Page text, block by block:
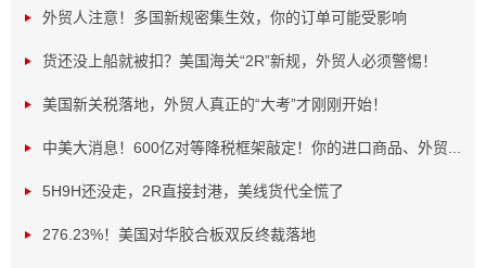
特朗普签署行政令，取消部分农产品“对等关税”，白宫称是考
虑谈判进展与国内需求，但巴西表示不影响7月惩罚性关税。
飞机零部件关税，白宫称旨在平衡国家安全与贸易关系。
外贸人注意！多国新规密集生效，你的订单可能受影响
货还没上船就被扣？美国海关“2R”新规，外贸人必须警惕！
美国新关税落地，外贸人真正的“大考”才刚刚开始！
中美大消息！600亿对等降税框架敲定！你的进口商品、外贸...
5H9H还没走，2R直接封港，美线货代全慌了
276.23%！美国对华胶合板双反终裁落地